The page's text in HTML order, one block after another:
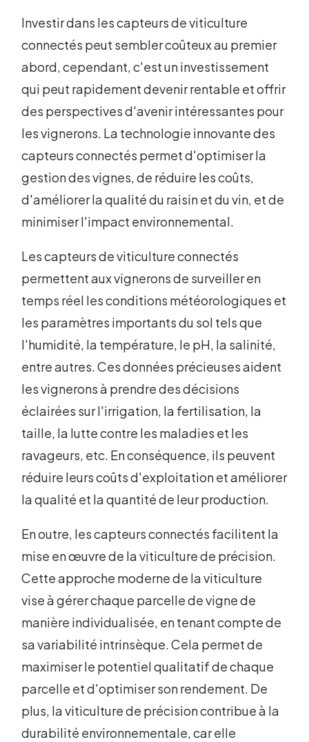
Investir dans les capteurs de viticulture
connectés peut sembler coûteux au premier
abord, cependant, c'est un investissement
qui peut rapidement devenir rentable et offrir
des perspectives d'avenir intéressantes pour
les vignerons. La technologie innovante des
capteurs connectés permet d'optimiser la
gestion des vignes, de réduire les coûts,
d'améliorer la qualité du raisin et du vin, et de
minimiser l'impact environnemental.
Les capteurs de viticulture connectés
permettent aux vignerons de surveiller en
temps réel les conditions météorologiques et
les paramètres importants du sol tels que
l'humidité, la température, le pH, la salinité,
entre autres. Ces données précieuses aident
les vignerons à prendre des décisions
éclairées sur l'irrigation, la fertilisation, la
taille, la lutte contre les maladies et les
ravageurs, etc. En conséquence, ils peuvent
réduire leurs coûts d'exploitation et améliorer
la qualité et la quantité de leur production.
En outre, les capteurs connectés facilitent la
mise en œuvre de la viticulture de précision.
Cette approche moderne de la viticulture
vise à gérer chaque parcelle de vigne de
manière individualisée, en tenant compte de
sa variabilité intrinsèque. Cela permet de
maximiser le potentiel qualitatif de chaque
parcelle et d'optimiser son rendement. De
plus, la viticulture de précision contribue à la
durabilité environnementale, car elle